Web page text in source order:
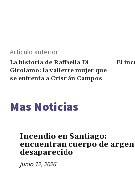
Artículo anterior
La historia de Raffaella Di
Girolamo: la valiente mujer que
se enfrenta a Cristián Campos
El
Mas Noticias
Incendio en Santiago:
encuentran cuerpo de
desaparecido
junio 12, 2026